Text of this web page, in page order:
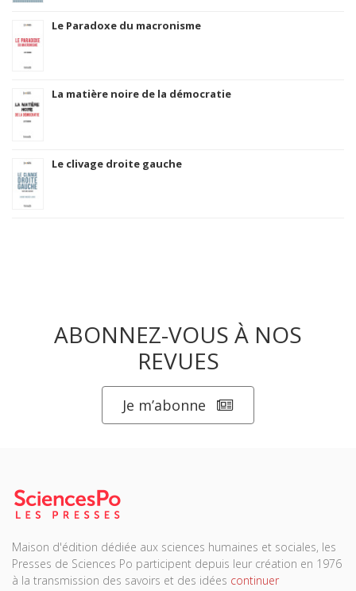
Le Paradoxe du macronisme
La matière noire de la démocratie
Le clivage droite gauche
ABONNEZ-VOUS À NOS
REVUES
Je m’abonne
Maison d'édition dédiée aux sciences humaines et sociales, les
Presses de Sciences Po participent depuis leur création en 1976
à la transmission des savoirs et des idées continuer